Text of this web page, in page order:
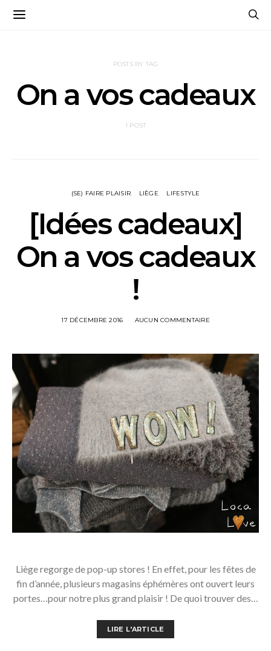
POSTS BY TAG
On a vos cadeaux
1 POST
(SE) FAIRE PLAISIR LIÈGE LIFESTYLE
[Idées cadeaux]
On a vos cadeaux
!
17 DÉCEMBRE 2016 AUCUN COMMENTAIRE
Liège regorge de pop-up stores ! En effet, pour les fêtes de
fin d’année, plusieurs magasins éphémères ont ouvert leurs
portes…pour notre plus grand plaisir ! De quoi trouver des…
LIRE L'ARTICLE